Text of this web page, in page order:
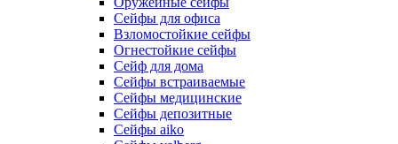
Сейфы для офиса
Взломостойкие сейфы
Огнестойкие сейфы
Cейф для дома
Сейфы встраиваемые
Сейфы медицинские
Сейфы депозитные
Сейфы aiko